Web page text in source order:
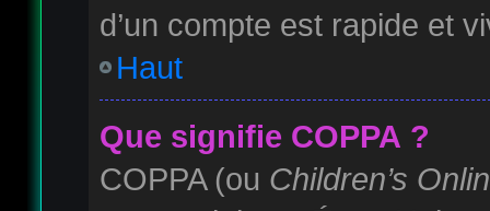
d’un compte est rapide et
Haut
Que signifie COPPA ?
COPPA (ou Children’s